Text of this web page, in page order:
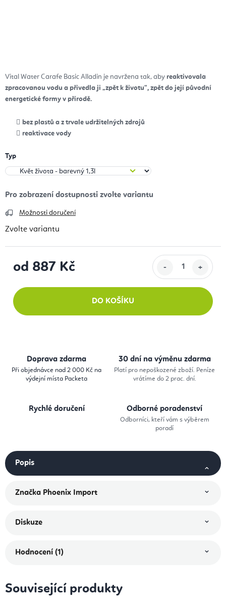
Vital Water Carafe Basic Alladin je navržena tak, aby reaktivovala
zpracovanou vodu a přivedla ji „zpět k životu“, zpět do její původní
energetické formy v přírodě.
bez plastů a z trvale udržitelných zdrojů
reaktivace vody
Typ
Možnosti doručení
Zvolte variantu
od 887 Kč
DO KOŠÍKU
Doprava zdarma
Při objednávce nad 2 000 Kč na
výdejní místa Packeta
30 dní na výměnu zdarma
Platí pro nepoškozené zboží. Peníze
vrátíme do 2 prac. dní.
Rychlé doručení Odborné poradenství
Odborníci, kteří vám s výběrem
poradí
Popis
Značka Phoenix Import
Diskuze
Hodnocení (1)
Související produkty